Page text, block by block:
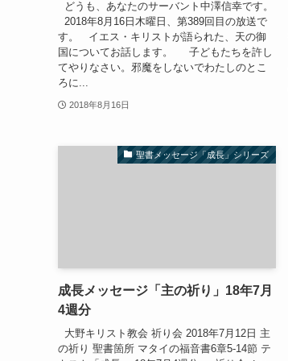
どうも、あなたのサーバント中澤信幸です。
2018年8月16日木曜日、第389回目の放送で
す。 イエス・キリストが語られた、天の御
国についてお話します。 子どもたちを許し
てやりなさい。邪魔をしないでわたしのとこ
ろに...
2018年8月16日
聖書メッセージ「成長」シリーズ
成長メッセージ「主の祈り」18年7月
4週分
大野キリスト教会 祈り会 2018年7月12日 主
の祈り 聖書箇所 マタイの福音書6章5-14節 テ